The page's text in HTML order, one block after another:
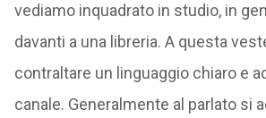
vediamo inquadrato in studio, in
davanti a una libreria. A questa
contraltare un linguaggio chiaro e
canale. Generalmente al parlato si